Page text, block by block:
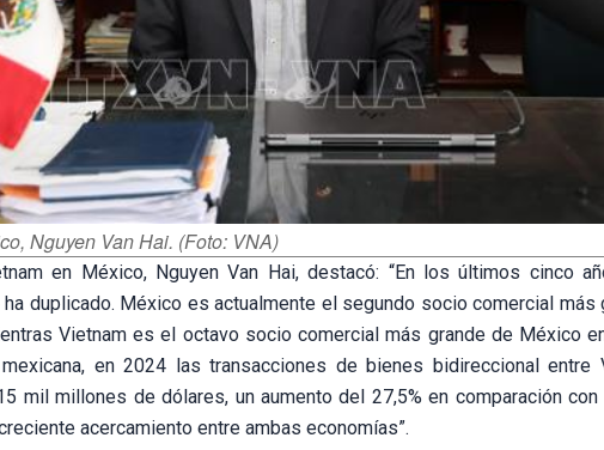
Nguyen Van Hai. (Foto: VNA)
en México, Nguyen Van Hai, destacó: “En los últimos cinco
duplicado. México es actualmente el segundo socio comercial más
Vietnam es el octavo socio comercial más grande de México
en 2024 las transacciones de bienes bidireccional entre
mil millones de dólares, un aumento del 27,5% en comparación
acercamiento entre ambas economías”.